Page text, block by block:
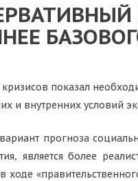
показал
и внутренних условий
прогноза
является более